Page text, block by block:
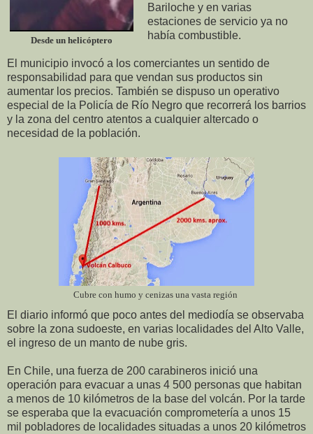
Desde un helicóptero
Bariloche y en varias
estaciones de servicio ya no
había combustible.
El municipio invocó a los comerciantes un sentido de
responsabilidad para que vendan sus productos sin
aumentar los precios. También se dispuso un operativo
especial de la Policía de Río Negro que recorrerá los barrios
y la zona del centro atentos a cualquier altercado o
necesidad de la población.
Cubre con humo y cenizas una vasta región
El diario informó que poco antes del mediodía se observaba
sobre la zona sudoeste, en varias localidades del Alto Valle,
el ingreso de un manto de nube gris.
En Chile, una fuerza de 200 carabineros inició una
operación para evacuar a unas 4 500 personas que habitan
a menos de 10 kilómetros de la base del volcán. Por la tarde
se esperaba que la evacuación comprometería a unos 15
mil pobladores de localidades situadas a unos 20 kilómetros